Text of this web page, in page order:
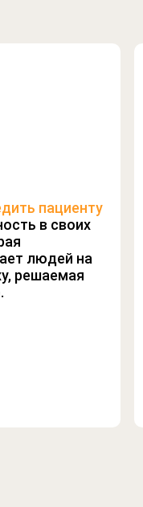
и
пациенту
в своих
людей на
решаемая